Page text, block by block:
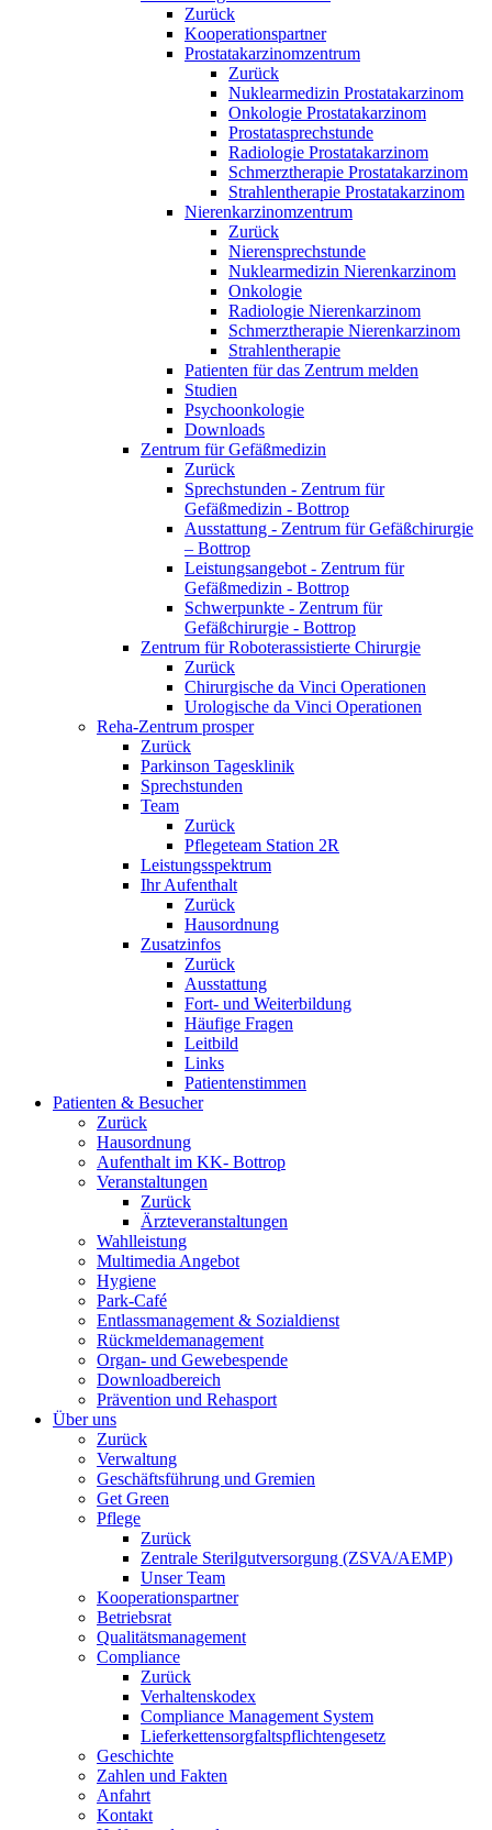
Zurück
Kooperationspartner
Prostatakarzinomzentrum
Zurück
Nuklearmedizin Prostatakarzinom
Onkologie Prostatakarzinom
Prostatasprechstunde
Radiologie Prostatakarzinom
Schmerztherapie Prostatakarzinom
Strahlentherapie Prostatakarzinom
Nierenkarzinomzentrum
Zurück
Nierensprechstunde
Nuklearmedizin Nierenkarzinom
Onkologie
Radiologie Nierenkarzinom
Schmerztherapie Nierenkarzinom
Strahlentherapie
Patienten für das Zentrum melden
Studien
Psychoonkologie
Downloads
Zentrum für Gefäßmedizin
Zurück
Sprechstunden - Zentrum für
Gefäßmedizin - Bottrop
Ausstattung - Zentrum für Gefäßchirurgie
– Bottrop
Leistungsangebot - Zentrum für
Gefäßmedizin - Bottrop
Schwerpunkte - Zentrum für
Gefäßchirurgie - Bottrop
Zentrum für Roboterassistierte Chirurgie
Zurück
Chirurgische da Vinci Operationen
Urologische da Vinci Operationen
Reha-Zentrum prosper
Zurück
Parkinson Tagesklinik
Sprechstunden
Team
Zurück
Pflegeteam Station 2R
Leistungsspektrum
Ihr Aufenthalt
Zurück
Hausordnung
Zusatzinfos
Zurück
Ausstattung
Fort- und Weiterbildung
Häufige Fragen
Leitbild
Links
Patientenstimmen
Patienten & Besucher
Zurück
Hausordnung
Aufenthalt im KK- Bottrop
Veranstaltungen
Zurück
Ärzteveranstaltungen
Wahlleistung
Multimedia Angebot
Hygiene
Park-Café
Entlassmanagement & Sozialdienst
Rückmeldemanagement
Organ- und Gewebespende
Downloadbereich
Prävention und Rehasport
Über uns
Zurück
Verwaltung
Geschäftsführung und Gremien
Get Green
Pflege
Zurück
Zentrale Sterilgutversorgung (ZSVA/AEMP)
Unser Team
Kooperationspartner
Betriebsrat
Qualitätsmanagement
Compliance
Zurück
Verhaltenskodex
Compliance Management System
Lieferkettensorgfaltspflichtengesetz
Geschichte
Zahlen und Fakten
Anfahrt
Kontakt